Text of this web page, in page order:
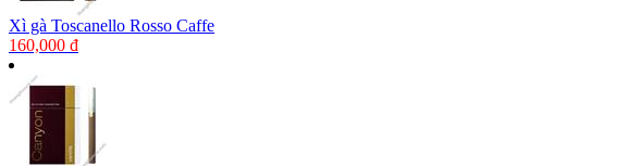
Xì gà Toscanello Rosso Caffe
160,000 đ